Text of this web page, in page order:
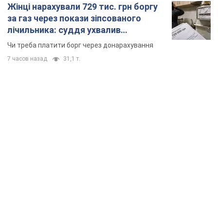
Жінці нарахували 729 тис. грн боргу
за газ через покази зіпсованого
лічильника: суддя ухвалив
неочікуване рішення
Чи треба платити борг через донарахування
7 часов назад 31,1 т.